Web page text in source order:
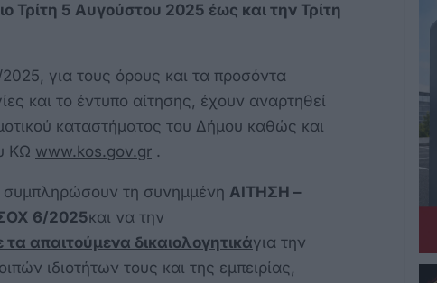
Τρίτη 5 Αυγούστου 2025 έως και την Τρίτη
για τους όρους και τα προσόντα
και το έντυπο αίτησης, έχουν αναρτηθεί
καταστήματος του Δήμου καθώς και
ΚΩ www.kos.gov.gr .
συμπληρώσουν τη συνημμένη ΑΙΤΗΣΗ –
6/2025και να την
απαιτούμενα δικαιολογητικάγια την
ιδιοτήτων τους και της εμπειρίας,